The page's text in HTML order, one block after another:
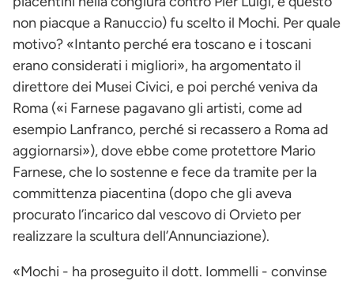
non piacque a Ranuccio) fu scelto il Mochi. Per quale
motivo? «Intanto perché era toscano e i toscani
erano considerati i migliori», ha argomentato il
direttore dei Musei Civici, e poi perché veniva da
Roma («i Farnese pagavano gli artisti, come ad
esempio Lanfranco, perché si recassero a Roma ad
aggiornarsi»), dove ebbe come protettore Mario
Farnese, che lo sostenne e fece da tramite per la
committenza piacentina (dopo che gli aveva
procurato l’incarico dal vescovo di Orvieto per
realizzare la scultura dell’Annunciazione).
«Mochi - ha proseguito il dott. Iommelli - convinse